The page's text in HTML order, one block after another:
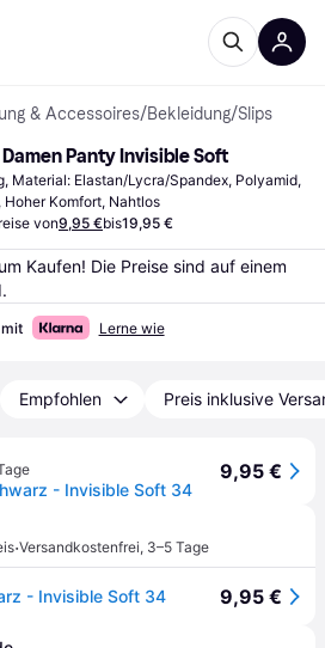
& Accessoires/Bekleidung/Slips
Panty Invisible Soft
Material: Elastan/Lycra/Spandex, Polyamid,
Hoher Komfort, Nahtlos
von9,95 €bis19,95 €
Kaufen! Die Preise sind auf einem
Lerne wie
Empfohlen Preis inklusive
- Invisible Soft 34
9,95 €
·Versandkostenfrei, 3–5 Tage
- Invisible Soft 34 9,95 €